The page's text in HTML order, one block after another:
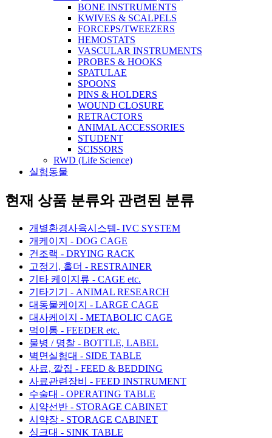
BONE INSTRUMENTS
KWIVES & SCALPELS
FORCEPS/TWEEZERS
HEMOSTATS
VASCULAR INSTRUMENTS
PROBES & HOOKS
SPATULAE
SPOONS
PINS & HOLDERS
WOUND CLOSURE
RETRACTORS
ANIMAL ACCESSORIES
STUDENT
SCISSORS
RWD (Life Science)
실험동물
현재 상품 분류와 관련된 분류
개별환경사육시스템- IVC SYSTEM
개케이지 - DOG CAGE
건조랙 - DRYING RACK
고정기, 홀더 - RESTRAINER
기타 케이지류 - CAGE etc.
기타기기 - ANIMAL RESEARCH
대동물케이지 - LARGE CAGE
대사케이지 - METABOLIC CAGE
먹이통 - FEEDER etc.
물병 / 명찰 - BOTTLE, LABEL
벽면실험대 - SIDE TABLE
사료, 깔집 - FEED & BEDDING
사료관련장비 - FEED INSTRUMENT
수술대 - OPERATING TABLE
시약선반 - STORAGE CABINET
시약장 - STORAGE CABINET
싱크대 - SINK TABLE